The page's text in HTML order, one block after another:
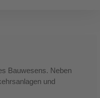
Bauwesens. Neben
und